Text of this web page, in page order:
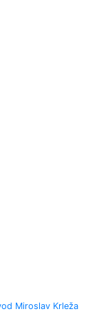
Miroslav Krleža